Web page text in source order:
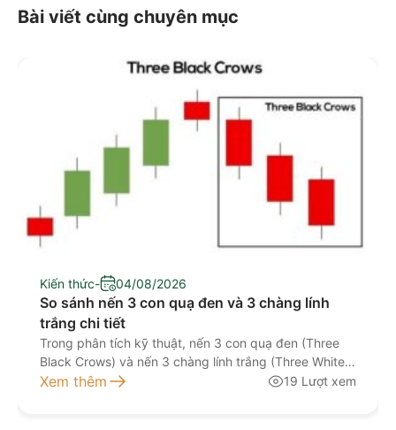
Bài viết cùng chuyên mục
Kiến thức- 04/08/2026
So sánh nến 3 con quạ đen và 3 chàng lính
trắng chi tiết
Trong phân tích kỹ thuật, nến 3 con quạ đen (Three
Black Crows) và nến 3 chàng lính trắng (Three White
Soldiers) là hai mô hình nến đảo chiều được nhiều nhà
Xem thêm 19 Lượt xem